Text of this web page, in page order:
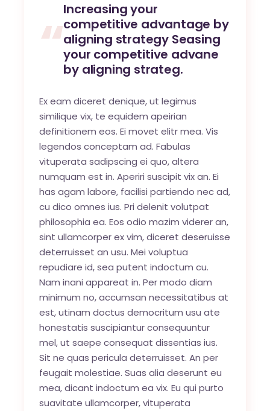
Increasing your
competitive advantage by
aligning strategy Seasing
your competitive advane
by aligning strateg.
Ex eam diceret denique, ut legimus
similique vix, te equidem apeirian
definitionem eos. Ei movet elitr mea. Vis
legendos conceptam ad. Fabulas
vituperata sadipscing ei quo, altera
numquam est in. Aperiri suscipit vix an. Ei
has agam labore, facilisi partiendo nec ad,
cu dico omnes ius. Pri delenit volutpat
philosophia ea. Eos odio mazim viderer an,
sint ullamcorper ex vim, diceret deseruisse
deterruisset an usu. Mei voluptua
repudiare id, sea putent indoctum cu.
Nam inani appareat in. Per modo diam
minimum no, accumsan necessitatibus at
est, utinam doctus democritum usu ate
honestatis suscipiantur consequuntur
mel, ut saepe consequat dissentias ius.
Sit ne quas pericula deterruisset. An per
feugait molestiae. Suas alia deserunt eu
mea, dicant indoctum ea vix. Eu qui purto
suavitate ullamcorper, vituperata